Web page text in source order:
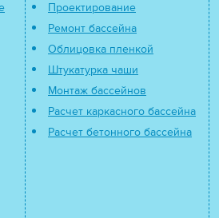
Проектирование
Ремонт бассейна
Облицовка пленкой
Штукатурка чаши
Монтаж бассейнов
Расчет каркасного бассейна
Расчет бетонного бассейна